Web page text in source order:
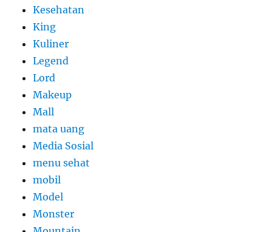
Kesehatan
King
Kuliner
Legend
Lord
Makeup
Mall
mata uang
Media Sosial
menu sehat
mobil
Model
Monster